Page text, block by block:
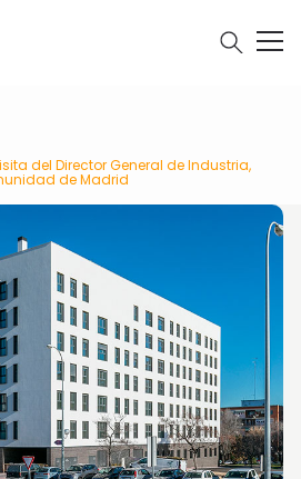
del Director General de Industria,
de Madrid